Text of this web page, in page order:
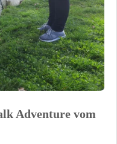
Adventure vom